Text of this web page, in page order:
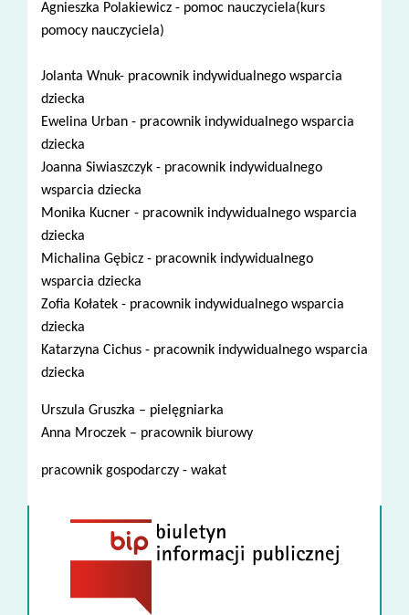
Agnieszka Polakiewicz - pomoc nauczyciela(kurs
pomocy nauczyciela)
Jolanta Wnuk- pracownik indywidualnego wsparcia
dziecka
Ewelina Urban - pracownik indywidualnego wsparcia
dziecka
Joanna Siwiaszczyk - pracownik indywidualnego
wsparcia dziecka
Monika Kucner - pracownik indywidualnego wsparcia
dziecka
Michalina Gębicz - pracownik indywidualnego
wsparcia dziecka
Zofia Kołatek - pracownik indywidualnego wsparcia
dziecka
Katarzyna Cichus - pracownik indywidualnego wsparcia
dziecka
Urszula Gruszka – pielęgniarka
Anna Mroczek – pracownik biurowy
pracownik gospodarczy - wakat